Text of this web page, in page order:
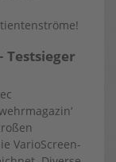
Testsieger
VarioScreen-